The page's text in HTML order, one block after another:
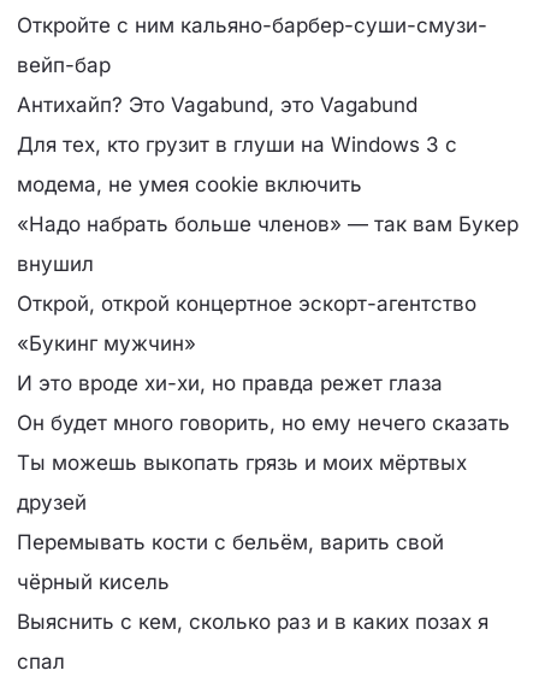
Откройте с ним кальяно-барбер-суши-смузи-
вейп-бар
Антихайп? Это Vagabund, это Vagabund
Для тех, кто грузит в глуши на Windows 3 с
модема, не умея cookie включить
«Надо набрать больше членов» — так вам Букер
внушил
Открой, открой концертное эскорт-агентство
«Букинг мужчин»
И это вроде хи-хи, но правда режет глаза
Он будет много говорить, но ему нечего сказать
Ты можешь выкопать грязь и моих мёртвых
друзей
Перемывать кости с бельём, варить свой
чёрный кисель
Выяснить с кем, сколько раз и в каких позах я
спал